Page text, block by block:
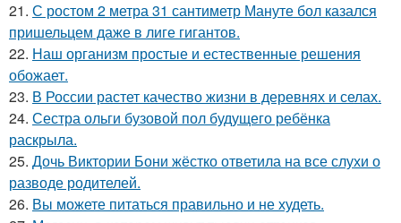
21. С ростом 2 метра 31 сантиметр Мануте бол казался
пришельцем даже в лиге гигантов.
22. Наш организм простые и естественные решения
обожает.
23. В России растет качество жизни в деревнях и селах.
24. Сестра ольги бузовой пол будущего ребёнка
раскрыла.
25. Дочь Виктории Бони жёстко ответила на все слухи о
разводе родителей.
26. Вы можете питаться правильно и не худеть.